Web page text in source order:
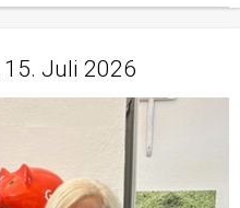
15. Juli 2026